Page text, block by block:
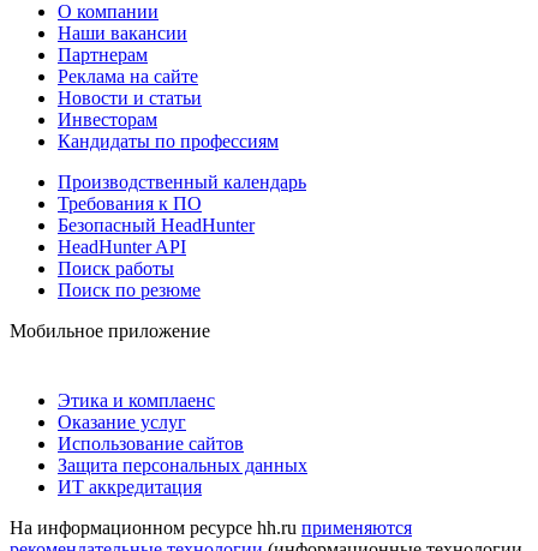
О компании
Наши вакансии
Партнерам
Реклама на сайте
Новости и статьи
Инвесторам
Кандидаты по профессиям
Производственный календарь
Требования к ПО
Безопасный HeadHunter
HeadHunter API
Поиск работы
Поиск по резюме
Мобильное приложение
Этика и комплаенс
Оказание услуг
Использование сайтов
Защита персональных данных
ИТ аккредитация
На информационном ресурсе hh.ru применяются